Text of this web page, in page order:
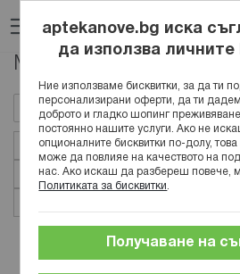
към
съдържанието
Марки
ВСИЧКИ 0 - 9 A B C D
J K L M N O P
aptekanove.bg иска
да използва личните
Ние използваме бисквитки, за да ти
персонализирани оферти, да ти
доброто и гладко шопинг
постоянно нашите услуги. Ако не
опционалните бисквитки по-долу,
може да повлияе на качеството на
нас. Ако искаш да разбереш повече,
Политиката за бисквитки
Получаване на